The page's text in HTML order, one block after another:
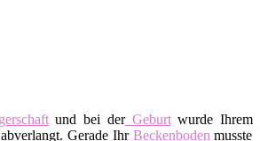
und bei derGeburtwurde Ihrem
Gerade IhrBeckenboden musste